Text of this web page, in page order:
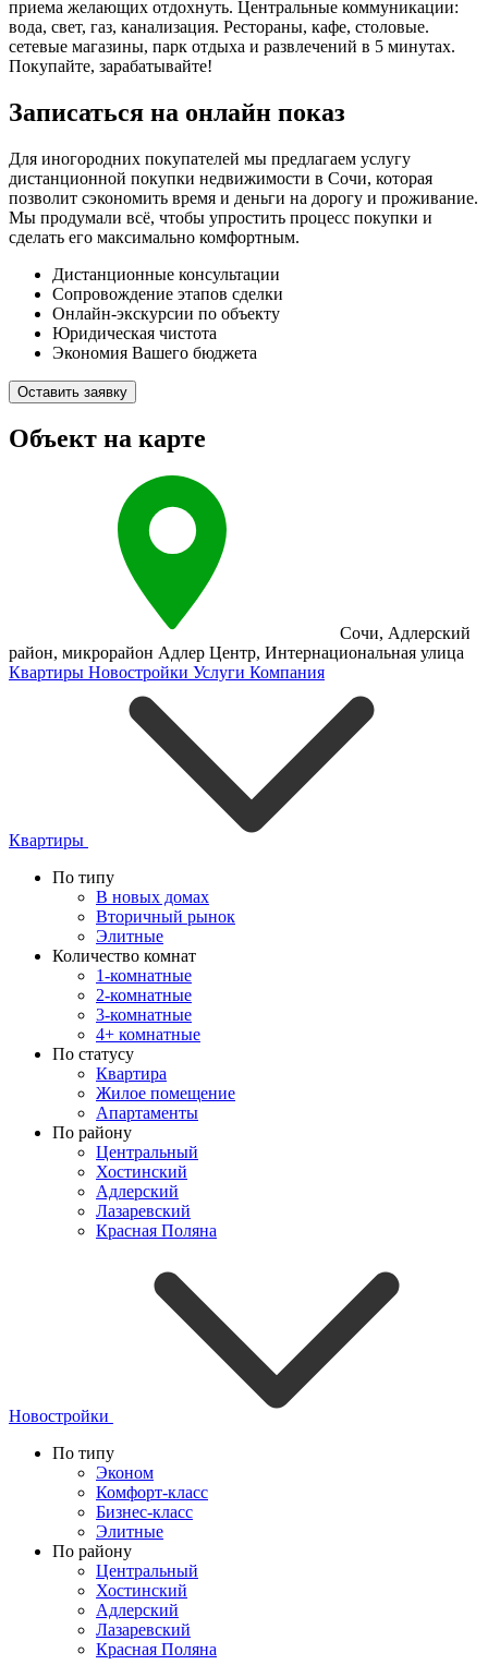
приема желающих отдохнуть. Центральные коммуникации:
вода, свет, газ, канализация. Рестораны, кафе, столовые.
сетевые магазины, парк отдыха и развлечений в 5 минутах.
Покупайте, зарабатывайте!
Записаться на онлайн показ
Для иногородних покупателей мы предлагаем услугу
дистанционной покупки недвижимости в Сочи, которая
позволит сэкономить время и деньги на дорогу и проживание.
Мы продумали всё, чтобы упростить процесс покупки и
сделать его максимально комфортным.
Дистанционные консультации
Сопровождение этапов сделки
Онлайн-экскурсии по объекту
Юридическая чистота
Экономия Вашего бюджета
Оставить заявку
Объект на карте
Сочи, Адлерский
район, микрорайон Адлер Центр, Интернациональная улица
Квартиры Новостройки Услуги Компания
Квартиры
По типу
В новых домах
Вторичный рынок
Элитные
Количество комнат
1-комнатные
2-комнатные
3-комнатные
4+ комнатные
По статусу
Квартира
Жилое помещение
Апартаменты
По району
Центральный
Хостинский
Адлерский
Лазаревский
Красная Поляна
Новостройки
По типу
Эконом
Комфорт-класс
Бизнес-класс
Элитные
По району
Центральный
Хостинский
Адлерский
Лазаревский
Красная Поляна